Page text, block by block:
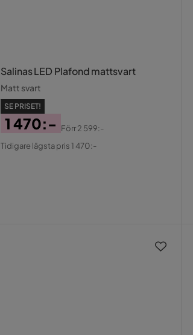
Salinas LED Plafond mattsvart
Matt svart
SE PRISET!
Pris
1 470:-
Original
Förr2 599:-
Tidigare lägsta pris 1 470:-